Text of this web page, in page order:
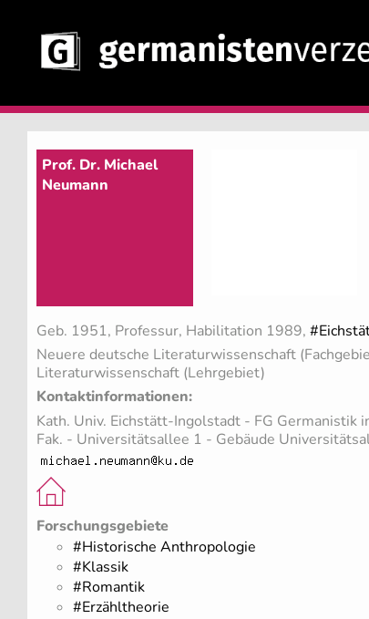
Prof. Dr. Michael
Neumann
Geb. 1951, Professur, Habilitation 1989,
Neuere deutsche Literaturwissenschaft
Literaturwissenschaft (Lehrgebiet)
Kontaktinformationen:
Kath. Univ. Eichstätt-Ingolstadt - FG Germanistik
Fak. - Universitätsallee 1 - Gebäude
Forschungsgebiete
#Historische Anthropologie
#Klassik
#Romantik
#Erzähltheorie